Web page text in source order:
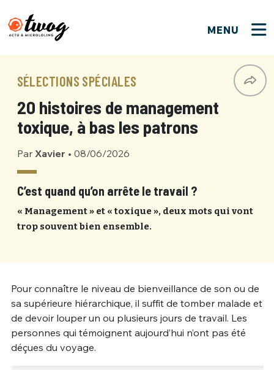
MENU
SÉLECTIONS SPÉCIALES
20 histoires de management
toxique, à bas les patrons
Par Xavier • 08/06/2026
C’est quand qu’on arrête le travail ?
« Management » et « toxique », deux mots qui vont
trop souvent bien ensemble.
Pour connaître le niveau de bienveillance de son ou de
sa supérieure hiérarchique, il suffit de tomber malade et
de devoir louper un ou plusieurs jours de travail. Les
personnes qui témoignent aujourd’hui n’ont pas été
déçues du voyage.
Bienvenue !
PSEUDO*
EMAIL*
PASSWORD*
Connexion
PSEUDO
MOT DE PASSE Mot de passe perdu ?
VOTRE PARTICIPATION
Que souhaitez-vous proposer ?
Quelques tweets
C'EST PARTI
Ma propre sélection
M'INSCRIRE
Un Thread
C'EST PARTI